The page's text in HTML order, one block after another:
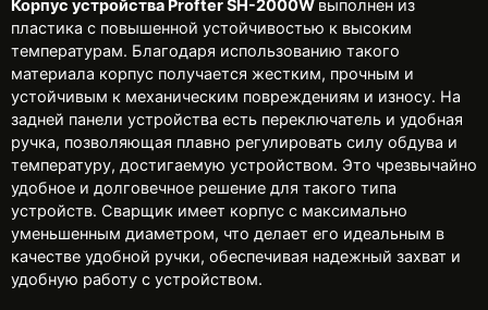
Корпус устройства Profter SH-2000W выполнен из
пластика с повышенной устойчивостью к высоким
температурам. Благодаря использованию такого
материала корпус получается жестким, прочным и
устойчивым к механическим повреждениям и износу. На
задней панели устройства есть переключатель и удобная
ручка, позволяющая плавно регулировать силу обдува и
температуру, достигаемую устройством. Это чрезвычайно
удобное и долговечное решение для такого типа
устройств. Сварщик имеет корпус с максимально
уменьшенным диаметром, что делает его идеальным в
качестве удобной ручки, обеспечивая надежный захват и
удобную работу с устройством.